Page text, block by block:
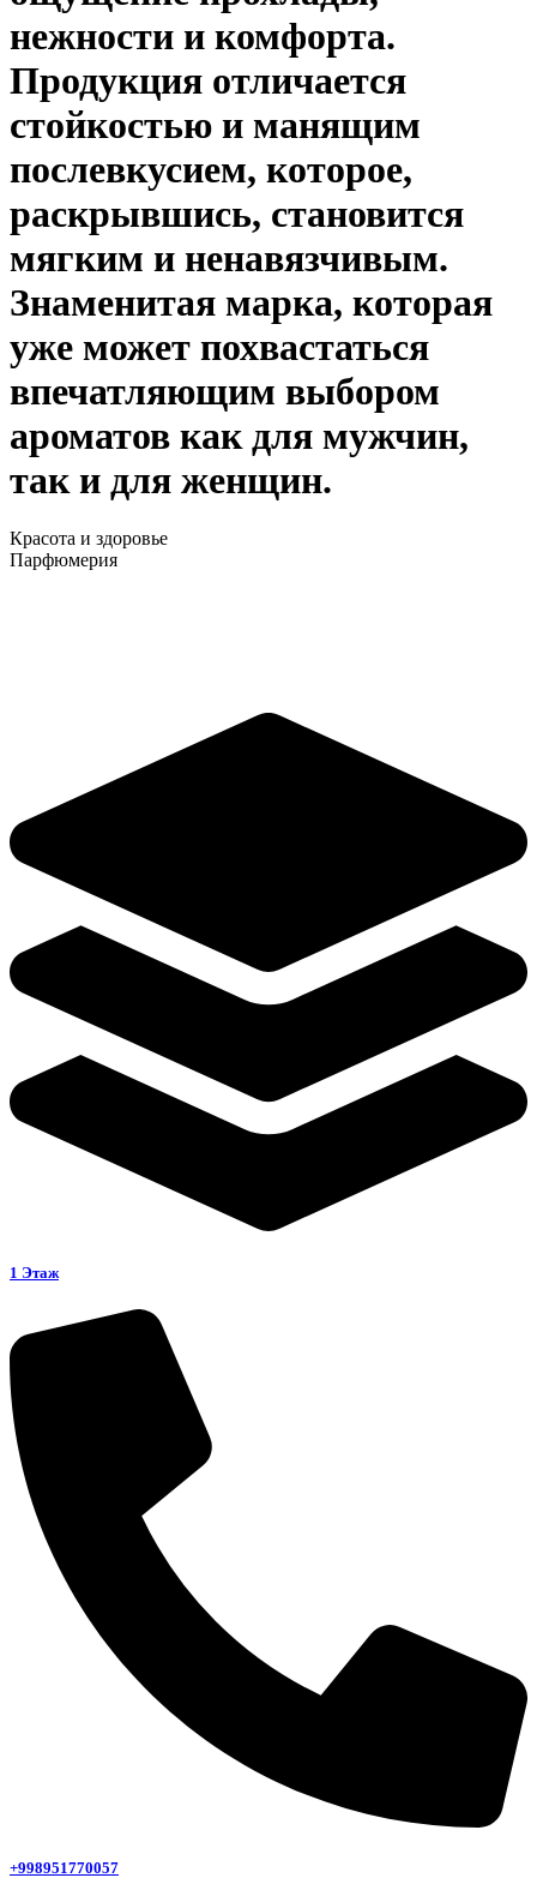
нежности и комфорта.
Продукция отличается
стойкостью и манящим
послевкусием, которое,
раскрывшись, становится
мягким и ненавязчивым.
Знаменитая марка, которая
уже может похвастаться
впечатляющим выбором
ароматов как для мужчин,
так и для женщин.
Красота и здоровье
Парфюмерия
1 Этаж
+998951770057